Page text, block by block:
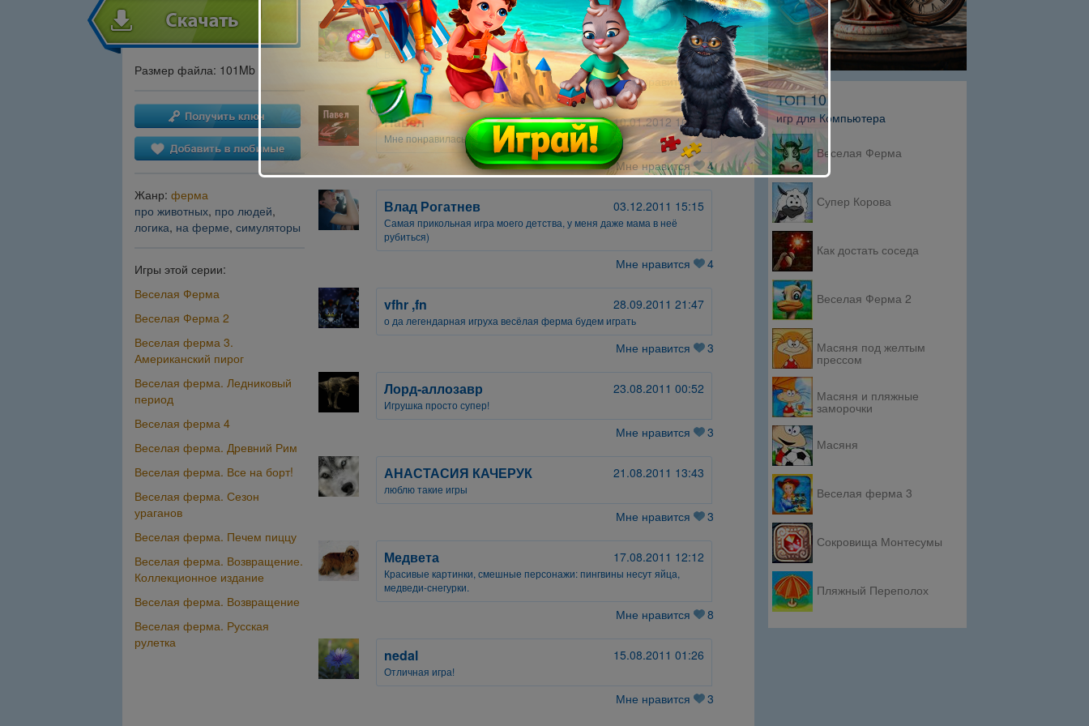
Размер файла: 101Mb
Жанр: ферма
про животных, про людей,
логика, на ферме, симуляторы
Игры этой серии:
Веселая Ферма
Веселая Ферма 2
Веселая ферма 3.
Американский пирог
Веселая ферма. Ледниковый
период
Веселая ферма 4
Веселая ферма. Древний Рим
Веселая ферма. Все на борт!
Веселая ферма. Сезон
ураганов
Веселая ферма. Печем пиццу
Веселая ферма. Возвращение.
Коллекционное издание
Веселая ферма. Возвращение
Веселая ферма. Русская
рулетка
Валера 15.01.2012 13:15
Весёлая, увлекательная игра!
Мне нравится 4
Пaвел 10.01.2012 16:58
Мне понравилась игра!
Мне нравится 4
Влад Рогатнев 03.12.2011 15:15
Самая прикольная игра моего детства, у меня даже мама в неё
рубиться)
Мне нравится 4
vfhr ,fn 28.09.2011 21:47
о да легендарная игруха весёлая ферма будем играть
Мне нравится 3
Лорд-аллозавр 23.08.2011 00:52
Игрушка просто супер!
Мне нравится 3
АНАСТАСИЯ КАЧЕРУК 21.08.2011 13:43
люблю такие игры
Мне нравится 3
Медвета 17.08.2011 12:12
Красивые картинки, смешные персонажи: пингвины несут яйца,
медведи-снегурки.
Мне нравится 8
nedal 15.08.2011 01:26
Отличная игра!
Мне нравится 3
ТОП 10
игр для Компьютера
Веселая Ферма
Супер Корова
Как достать соседа
Веселая Ферма 2
Масяня под желтым
прессом
Масяня и пляжные
заморочки
Масяня
Веселая ферма 3
Сокровища Монтесумы
Пляжный Переполох